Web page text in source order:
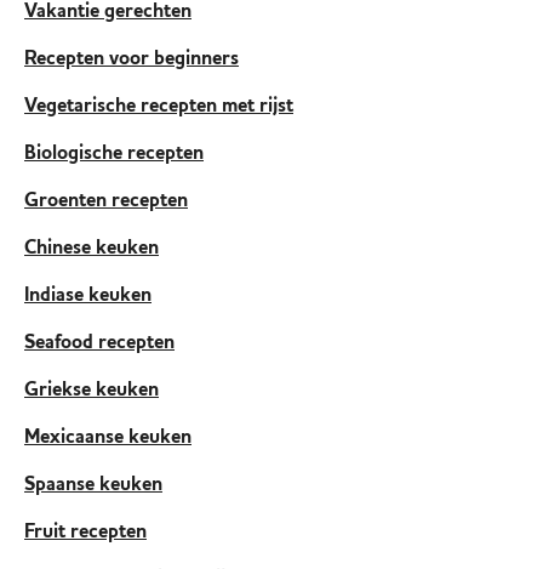
Vakantie gerechten
Recepten voor beginners
Vegetarische recepten met rijst
Biologische recepten
Groenten recepten
Chinese keuken
Indiase keuken
Seafood recepten
Griekse keuken
Mexicaanse keuken
Spaanse keuken
Fruit recepten